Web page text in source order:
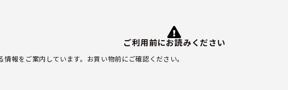
ご利用前にお読みください
報をご案内しています。お買い物前にご確認ください。